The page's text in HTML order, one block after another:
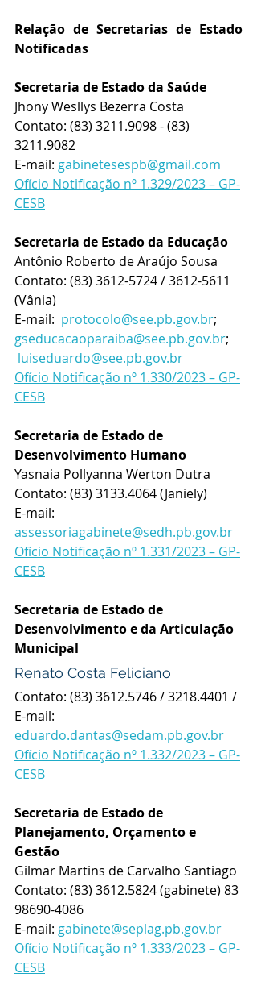
Relação de Secretarias de Estado
Notificadas
Secretaria de Estado da Saúde
Jhony Wesllys Bezerra Costa
Contato: (83) 3211.9098 - (83)
3211.9082
E-mail: gabinetesespb@gmail.com
Ofício Notificação nº 1.329/2023 – GP-
CESB
Secretaria de Estado da Educação
Antônio Roberto de Araújo Sousa
Contato: (83) 3612-5724 / 3612-5611
(Vânia)
E-mail: protocolo@see.pb.gov.br;
gseducacaoparaiba@see.pb.gov.br;
luiseduardo@see.pb.gov.br
Ofício Notificação nº 1.330/2023 – GP-
CESB
Secretaria de Estado de
Desenvolvimento Humano
Yasnaia Pollyanna Werton Dutra
Contato: (83) 3133.4064 (Janiely)
E-mail:
assessoriagabinete@sedh.pb.gov.br
Ofício Notificação nº 1.331/2023 – GP-
CESB
Secretaria de Estado de
Desenvolvimento e da Articulação
Municipal
Renato Costa Feliciano
Contato: (83) 3612.5746 / 3218.4401 /
E-mail:
eduardo.dantas@sedam.pb.gov.br
Ofício Notificação nº 1.332/2023 – GP-
CESB
Secretaria de Estado de
Planejamento, Orçamento e
Gestão
Gilmar Martins de Carvalho Santiago
Contato: (83) 3612.5824 (gabinete) 83
98690-4086
E-mail: gabinete@seplag.pb.gov.br
Ofício Notificação nº 1.333/2023 – GP-
CESB